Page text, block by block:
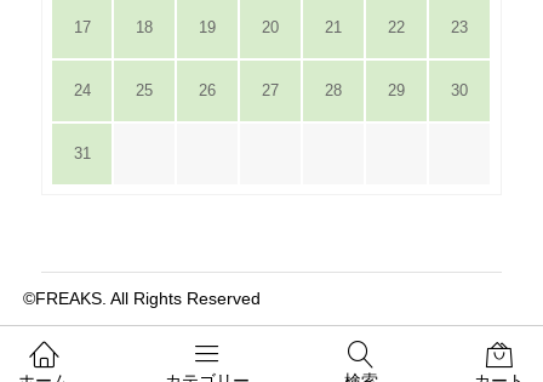
17 18 19 20 21 22 23
24 25 26 27 28 29 30
31
©FREAKS. All Rights Reserved